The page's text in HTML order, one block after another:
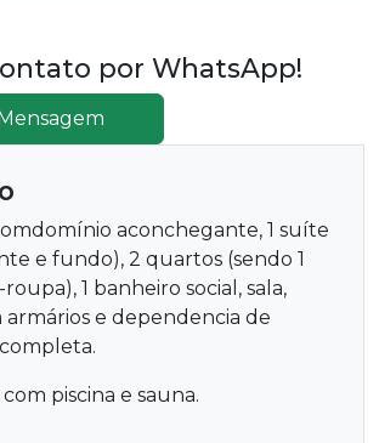
por WhatsApp!
aconchegante, 1 suíte
e fundo), 2 quartos (sendo 1
1 banheiro social, sala,
armários e dependencia de
piscina e sauna.